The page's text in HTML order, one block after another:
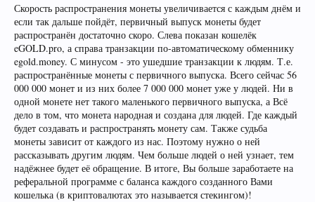
Скорость распространения монеты увеличивается с каждым днём и
если так дальше пойдёт, первичный выпуск монеты будет
распространён достаточно скоро. Слева показан кошелёк
eGOLD.pro, а справа транзакции по-автоматическому обменнику
egold.money. С минусом - это ушедшие транзакции к людям. Т.е.
распространённые монеты с первичного выпуска. Всего сейчас 56
000 000 монет и из них более 7 000 000 монет уже у людей. Ни в
одной монете нет такого маленького первичного выпуска, а Всё
дело в том, что монета народная и создана для людей. Где каждый
будет создавать и распространять монету сам. Также судьба
монеты зависит от каждого из нас. Поэтому нужно о ней
рассказывать другим людям. Чем больше людей о ней узнает, тем
надёжнее будет её обращение. В итоге, Вы больше заработаете на
реферальной программе с баланса каждого созданного Вами
кошелька (в криптовалютах это называется стекингом)!